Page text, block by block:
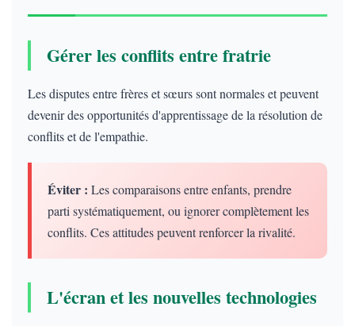
Gérer les conflits entre fratrie
Les disputes entre frères et sœurs sont normales et peuvent
devenir des opportunités d'apprentissage de la résolution de
conflits et de l'empathie.
Éviter : Les comparaisons entre enfants, prendre
parti systématiquement, ou ignorer complètement les
conflits. Ces attitudes peuvent renforcer la rivalité.
L'écran et les nouvelles technologies